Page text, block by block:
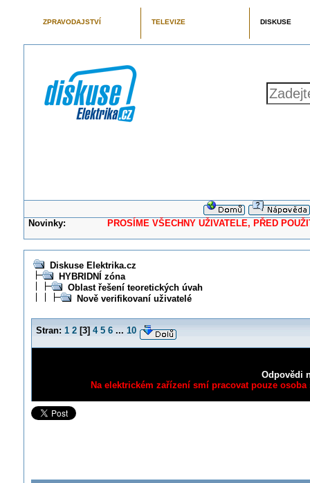
ZPRAVODAJSTVÍ TELEVIZE DISKUSE
Novinky: PROSÍME VŠECHNY UŽIVATELE, PŘED
Diskuse Elektrika.cz
HYBRIDNÍ zóna
Oblast řešení teoretických úvah
Nově verifikovaní uživatelé
Stran: 1 2[3] 4 5 6 ... 10
Odpovědi
Na elektrickém zařízení smí pracovat pouze